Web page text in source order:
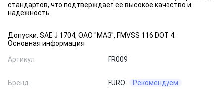
стандартов, что подтверждает её высокое качество и
надежность.
Допуски: SAE J 1704, ОАО "МАЗ", FMVSS 116 DOT 4.
Основная информация
Артикул
FR009
Бренд FURO Рекомендуем